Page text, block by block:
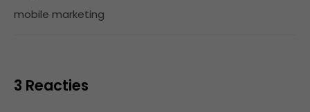
mobile marketing
3 Reacties